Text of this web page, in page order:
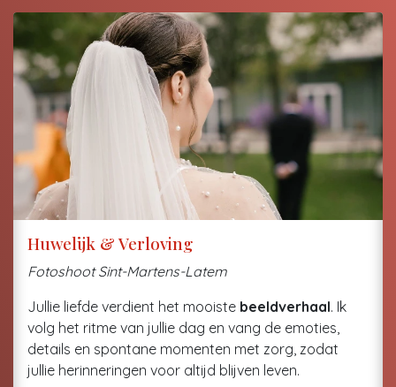
Huwelijk & Verloving
Fotoshoot Sint-Martens-Latem
Jullie liefde verdient het mooiste beeldverhaal. Ik
volg het ritme van jullie dag en vang de emoties,
details en spontane momenten met zorg, zodat
jullie herinneringen voor altijd blijven leven.